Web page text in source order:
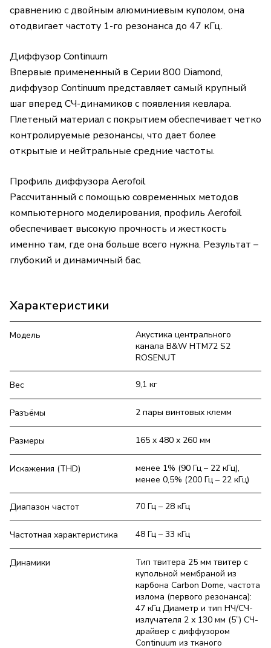
сравнению с двойным алюминиевым куполом, она
отодвигает частоту 1-го резонанса до 47 кГц.
Диффузор Continuum
Впервые примененный в Серии 800 Diamond,
диффузор Continuum представляет самый крупный
шаг вперед СЧ-динамиков с появления кевлара.
Плетеный материал с покрытием обеспечивает четко
контролируемые резонансы, что дает более
открытые и нейтральные средние частоты.
Профиль диффузора Aerofoil
Рассчитанный с помощью современных методов
компьютерного моделирования, профиль Aerofoil
обеспечивает высокую прочность и жесткость
именно там, где она больше всего нужна. Результат –
глубокий и динамичный бас.
Характеристики
Модель
Акустика центрального
канала B&W HTM72 S2
ROSENUT
Вес 9,1 кг
Разъёмы 2 пары винтовых клемм
Размеры 165 x 480 x 260 мм
Искажения (THD)
менее 1% (90 Гц – 22 кГц),
менее 0,5% (200 Гц – 22 кГц)
Диапазон частот 70 Гц – 28 кГц
Частотная характеристика 48 Гц – 33 кГц
Динамики
Тип твитера 25 мм твитер с
купольной мембраной из
карбона Carbon Dome, частота
излома (первого резонанса):
47 кГц Диаметр и тип НЧ/СЧ-
излучателя 2 х 130 мм (5”) СЧ-
драйвер с диффузором
Continuum из тканого